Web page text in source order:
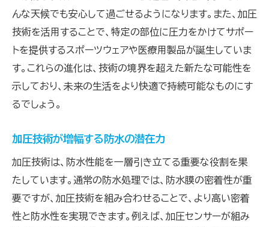
んな天候でも安心して過ごせるようになります。また、加圧
技術を活用することで、特定の部位に圧力をかけてサポー
トを提供するスポーツウェアや医療用製品が誕生していま
す。これらの進化は、技術の境界を超えた新たな可能性を
示しており、未来の生活をより快適で持続可能なものにす
るでしょう。
加圧技術が増幅する防水の潜在力
加圧技術は、防水性能を一層引き立てる重要な役割を果
たしています。通常の防水処理では、防水膜の密着性が重
要ですが、加圧技術を組み合わせることで、より高い密着
性と防水性を実現できます。例えば、加圧センサーが組み